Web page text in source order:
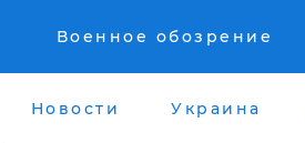
Военное обозрение
Новости Украина